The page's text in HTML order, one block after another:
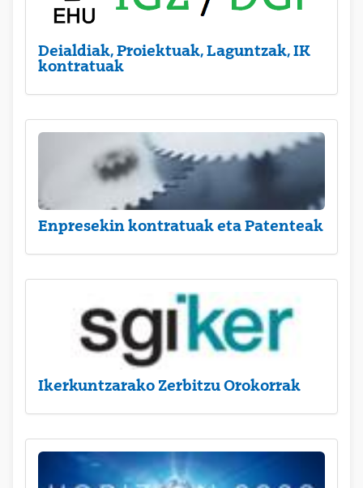
Deialdiak, Proiektuak, Laguntzak, IK
kontratuak
Enpresekin kontratuak eta Patenteak
Ikerkuntzarako Zerbitzu Orokorrak